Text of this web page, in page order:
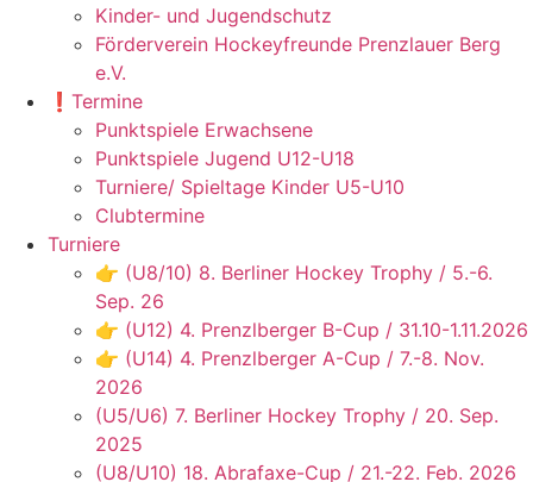
Kinder- und Jugendschutz
Förderverein Hockeyfreunde Prenzlauer Berg
e.V.
❗️Termine
Punktspiele Erwachsene
Punktspiele Jugend U12-U18
Turniere/ Spieltage Kinder U5-U10
Clubtermine
Turniere
👉 (U8/10) 8. Berliner Hockey Trophy / 5.-6.
Sep. 26
👉 (U12) 4. Prenzlberger B-Cup / 31.10-1.11.2026
👉 (U14) 4. Prenzlberger A-Cup / 7.-8. Nov.
2026
(U5/U6) 7. Berliner Hockey Trophy / 20. Sep.
2025
(U8/U10) 18. Abrafaxe-Cup / 21.-22. Feb. 2026